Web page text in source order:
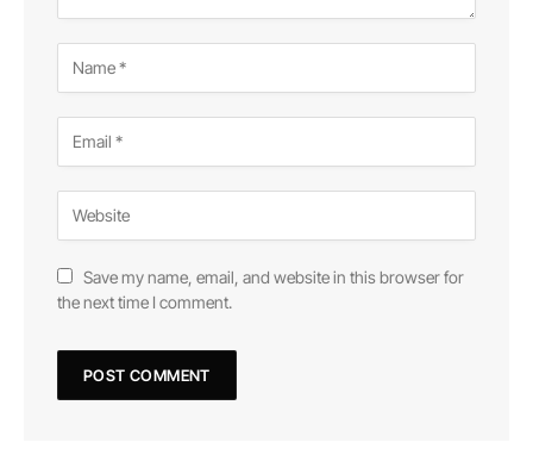
Save my name, email, and website in this browser for
the next time I comment.